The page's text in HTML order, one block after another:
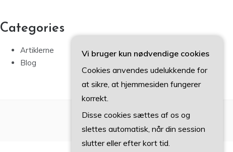
Categories
Artiklerne
Blog
Vi bruger kun nødvendige cookies
Cookies anvendes udelukkende for
at sikre, at hjemmesiden fungerer
korrekt.
Disse cookies sættes af os og
slettes automatisk, når din session
slutter eller efter kort tid.